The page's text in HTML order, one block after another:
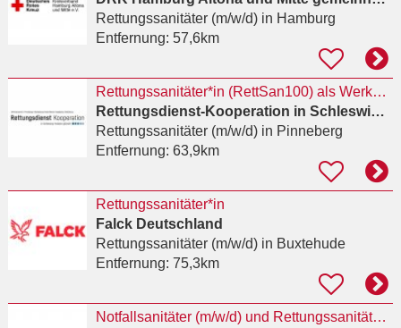
Rettungssanitäter (m/w/d)in Hamburg
Entfernung: 57,6km
Rettungssanitäter*in (RettSan100) als Werkstudent*in
Rettungsdienst-Kooperation in Schleswig-Holstein (RKISH) gGmbH
Rettungssanitäter (m/w/d)in Pinneberg
Entfernung: 63,9km
Rettungssanitäter*in
Falck Deutschland
Rettungssanitäter (m/w/d)in Buxtehude
Entfernung: 75,3km
Notfallsanitäter (m/w/d) und Rettungssanitäter (m/w/d) für den Standort Rostock